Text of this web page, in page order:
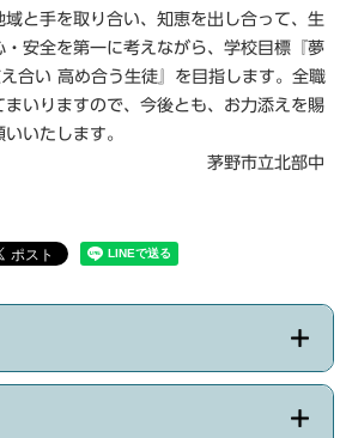
と手を取り合い、知恵を出し合って、生
安全を第一に考えながら、学校目標『夢
合い 高め合う生徒』を目指します。全職
いりますので、今後とも、お力添えを賜
いたします。
立北部中